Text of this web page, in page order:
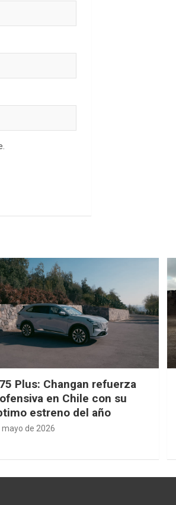
Plus: Changan refuerza
en Chile con su
estreno del año
mayo de 2026